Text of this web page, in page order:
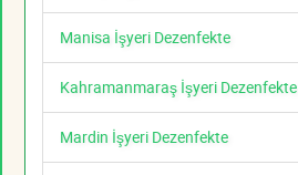
Manisa İşyeri Dezenfekte
Kahramanmaraş İşyeri Dezenfekte
Mardin İşyeri Dezenfekte